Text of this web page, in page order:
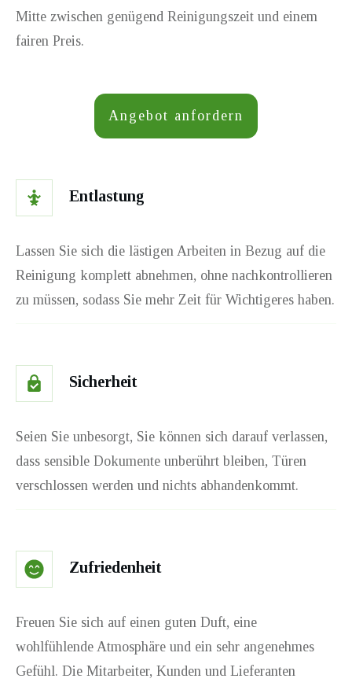
Mitte zwischen genügend Reinigungszeit und einem
fairen Preis.
Angebot anfordern
Entlastung
Lassen Sie sich die lästigen Arbeiten in Bezug auf die
Reinigung komplett abnehmen, ohne nachkontrollieren
zu müssen, sodass Sie mehr Zeit für Wichtigeres haben.
Sicherheit
Seien Sie unbesorgt, Sie können sich darauf verlassen,
dass sensible Dokumente unberührt bleiben, Türen
verschlossen werden und nichts abhandenkommt.
Zufriedenheit
Freuen Sie sich auf einen guten Duft, eine
wohlfühlende Atmosphäre und ein sehr angenehmes
Gefühl. Die Mitarbeiter, Kunden und Lieferanten